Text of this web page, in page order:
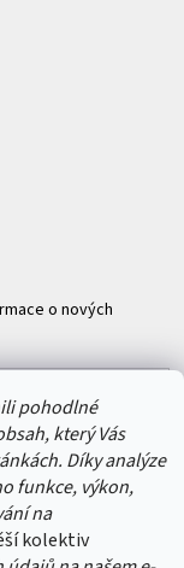
pohodlné
který Vás
Díky analýze
funkce, výkon,
na
kolektiv
o nových
osobních údajů